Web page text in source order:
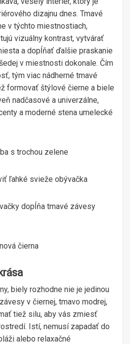
dizajnu dnes. Tmavé
v týchto miestnostiach,
vizuálny kontrast, vytvárať
a dopĺňať ďalšie praskanie
v miestnosti dokonale. Čím
tým viac nádherné tmavé
formovať štýlové čierne a biele
nadčasové a univerzálne,
a moderné stena umelecké
biely rozhodne nie je jedinou
v čiernej, tmavo modrej,
tiež silu, aby vás zmiesť
Istí, nemusí zapadať do
alebo relaxačné